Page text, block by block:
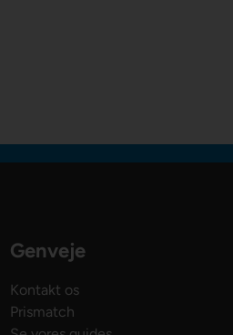
Genveje
Kontakt os
Prismatch